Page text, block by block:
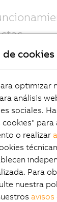
de
La
LCD de
programa a
cookies
optimizar
análisis
sociales.
para
o realizar
Para
nuestra